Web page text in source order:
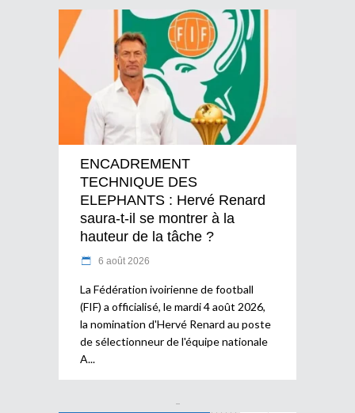
ENCADREMENT
TECHNIQUE DES
ELEPHANTS : Hervé Renard
saura-t-il se montrer à la
hauteur de la tâche ?
6 août 2026
La Fédération ivoirienne de football
(FIF) a officialisé, le mardi 4 août 2026,
la nomination d'Hervé Renard au poste
de sélectionneur de l'équipe nationale
A